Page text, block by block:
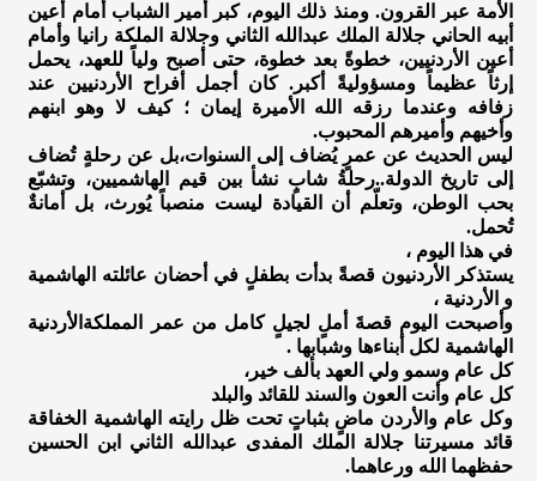
الأمة عبر القرون. ومنذ ذلك اليوم، كبر أمير الشباب أمام أعين
أبيه الحاني جلالة الملك عبدالله الثاني وجلالة الملكة رانيا وأمام
أعين الأردنيين، خطوةً بعد خطوة، حتى أصبح ولياً للعهد، يحمل
إرثاً عظيماً ومسؤوليةً أكبر. كان أجمل أفراح الأردنيين عند
زفافه وعندما رزقه الله الأميرة إيمان ؛ كيف لا وهو ابنهم
وأخيهم وأميرهم المحبوب.
ليس الحديث عن عمرٍ يُضاف إلى السنوات،بل عن رحلةٍ تُضاف
إلى تاريخ الدولة..رحلةُ شابٍ نشأ بين قيم الهاشميين، وتشبّع
بحب الوطن، وتعلّم أن القيادة ليست منصباً يُورث، بل أمانةٌ
تُحمل.
في هذا اليوم ،
يستذكر الأردنيون قصةً بدأت بطفلٍ في أحضان عائلته الهاشمية
و الأردنية ،
وأصبحت اليوم قصةَ أملٍ لجيلٍ كامل من عمر المملكةالأردنية
الهاشمية لكل أبناءها وشبابها .
كل عام وسمو ولي العهد بألف خير،
كل عام وأنت العون والسند للقائد والبلد
وكل عام والأردن ماضٍ بثباتٍ تحت ظل رايته الهاشمية الخفاقة
قائد مسيرتنا جلالة الملك المفدى عبدالله الثاني ابن الحسين
حفظهما الله ورعاهما.